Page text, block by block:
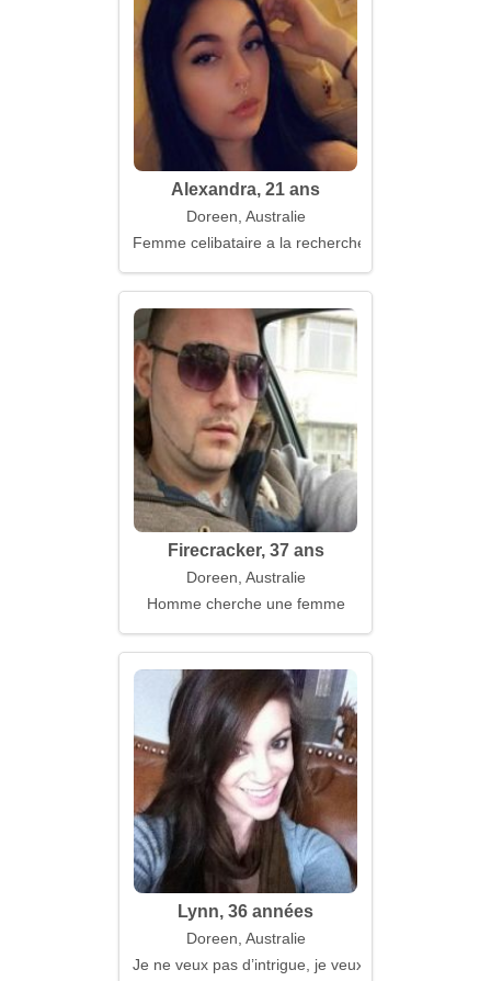
Alexandra, 21 ans
Doreen, Australie
Femme celibataire a la recherche d'un mari
Firecracker, 37 ans
Doreen, Australie
Homme cherche une femme
Lynn, 36 années
Doreen, Australie
Je ne veux pas d’intrigue, je veux un sentiment